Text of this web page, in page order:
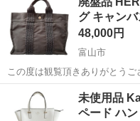
通勤通学など多目的に使えます。 ◼️素材／表地：ポリエステル(
ステルキルト)...
グ キャン
48,000円
富山市
この度は観覧頂きありがとうございます。 当方は買
（出品中）の商品は仕入れ品
ります。 【受け渡し方法】 富山市で受け渡し出来る方、限定です。
※受け渡しは富山市内の店舗に
富山 バッグ
未使用品
ペード ハ